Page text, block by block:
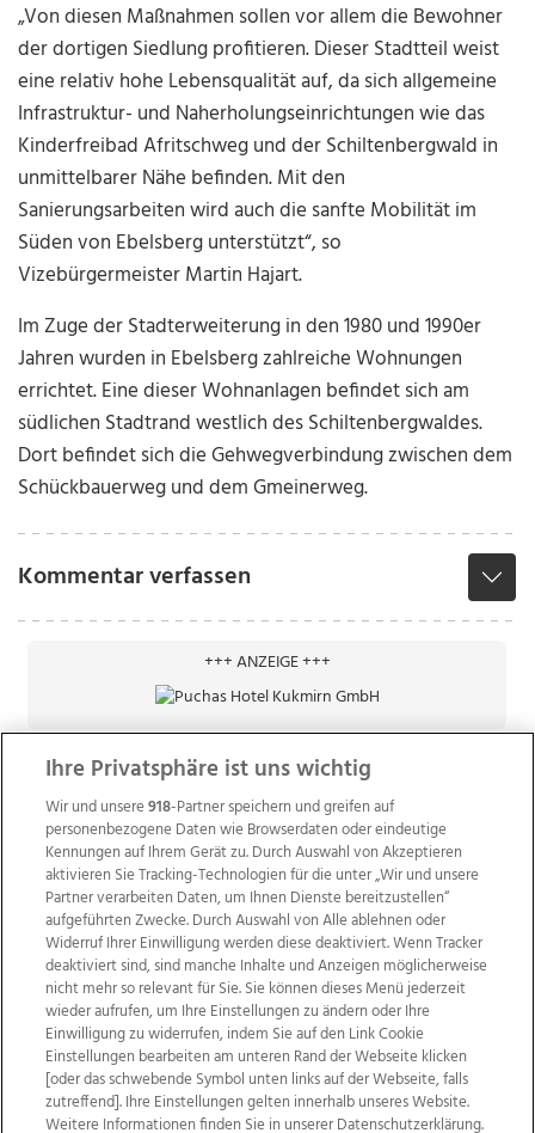
„Von diesen Maßnahmen sollen vor allem die Bewohner
der dortigen Siedlung profitieren. Dieser Stadtteil weist
eine relativ hohe Lebensqualität auf, da sich allgemeine
Infrastruktur- und Naherholungseinrichtungen wie das
Kinderfreibad Afritschweg und der Schiltenbergwald in
unmittelbarer Nähe befinden. Mit den
Sanierungsarbeiten wird auch die sanfte Mobilität im
Süden von Ebelsberg unterstützt“, so
Vizebürgermeister Martin Hajart.
Im Zuge der Stadterweiterung in den 1980 und 1990er
Jahren wurden in Ebelsberg zahlreiche Wohnungen
errichtet. Eine dieser Wohnanlagen befindet sich am
südlichen Stadtrand westlich des Schiltenbergwaldes.
Dort befindet sich die Gehwegverbindung zwischen dem
Schückbauerweg und dem Gmeinerweg.
Kommentar verfassen
+++ ANZEIGE +++
Wir über uns Mediadaten Kontakt
Jobs
Datenschutz
Impressum
AGB Anzeigekunden
AGB Website
Ehrenkodex Politische Werbung
Ihre Privatsphäre ist uns wichtig
Wir und unsere918-Partner speichern und greifen auf
personenbezogene Daten wie Browserdaten oder eindeutige
Kennungen auf Ihrem Gerät zu. Durch Auswahl von Akzeptieren
aktivieren Sie Tracking-Technologien für die unter „Wir und unsere
Partner verarbeiten Daten, um Ihnen Dienste bereitzustellen“
aufgeführten Zwecke. Durch Auswahl von Alle ablehnen oder
Widerruf Ihrer Einwilligung werden diese deaktiviert. Wenn Tracker
deaktiviert sind, sind manche Inhalte und Anzeigen möglicherweise
nicht mehr so relevant für Sie. Sie können dieses Menü jederzeit
wieder aufrufen, um Ihre Einstellungen zu ändern oder Ihre
Einwilligung zu widerrufen, indem Sie auf den Link Cookie
Einstellungen bearbeiten am unteren Rand der Webseite klicken
[oder das schwebende Symbol unten links auf der Webseite, falls
zutreffend]. Ihre Einstellungen gelten innerhalb unseres Website.
Weitere Informationen finden Sie in unserer Datenschutzerklärung.